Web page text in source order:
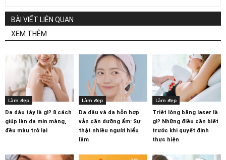
BÀI VIẾT LIÊN QUAN
XEM THÊM
Làm đẹp
Da dâu tây là gì? 8 cách
giúp làn da mịn màng,
đều màu trở lại
Làm đẹp
Da dầu và da hỗn hợp
vẫn cần dưỡng ẩm: Sự
thật nhiều người hiểu
lầm
Làm đẹp
Triệt lông bằng laser là
gì? Những điều cần biết
trước khi quyết định
thực hiện